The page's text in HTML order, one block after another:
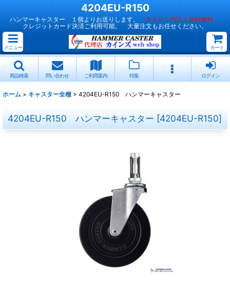
4204EU-R150
ハンマーキャスター １個よりお送りします。
５０００円以上送料無料 。
クレジットカード決済ご利用可能。 大量注文もお任せください。
メニュー カート
商品検索 問い合わせ ご利用案内 特集 ログイン
ホーム > キャスター全種 > 4204EU-R150 ハンマーキャスター
4204EU-R150 ハンマーキャスター [4204EU-R150]